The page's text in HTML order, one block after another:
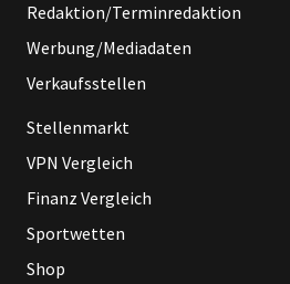
Redaktion/Terminredaktion
Werbung/Mediadaten
Verkaufsstellen
Stellenmarkt
VPN Vergleich
Finanz Vergleich
Sportwetten
Shop